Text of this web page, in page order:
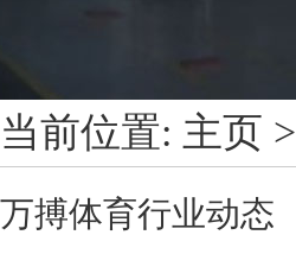
当前位置: 主页 >
万搏体育行业动态